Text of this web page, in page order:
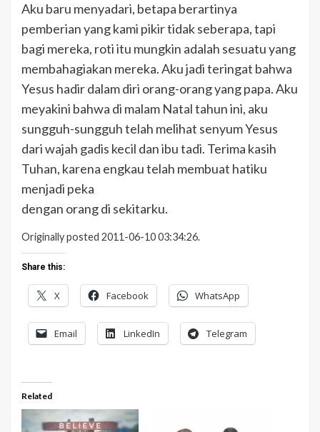
Aku baru menyadari, betapa berartinya
pemberian yang kami pikir tidak seberapa, tapi
bagi mereka, roti itu mungkin adalah sesuatu yang
membahagiakan mereka. Aku jadi teringat bahwa
Yesus hadir dalam diri orang-orang yang papa. Aku
meyakini bahwa di malam Natal tahun ini, aku
sungguh-sungguh telah melihat senyum Yesus
dari wajah gadis kecil dan ibu tadi. Terima kasih
Tuhan, karena engkau telah membuat hatiku
menjadi peka
dengan orang di sekitarku.
Originally posted 2011-06-10 03:34:26.
Share this:
X Facebook WhatsApp
Email LinkedIn Telegram
Related